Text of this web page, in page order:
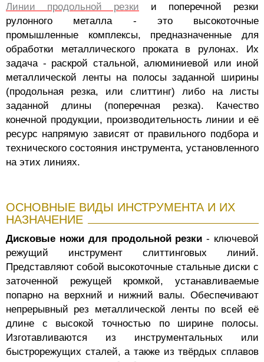
Линии продольной резки и поперечной резки
рулонного металла - это высокоточные
промышленные комплексы, предназначенные для
обработки металлического проката в рулонах. Их
задача - раскрой стальной, алюминиевой или иной
металлической ленты на полосы заданной ширины
(продольная резка, или слиттинг) либо на листы
заданной длины (поперечная резка). Качество
конечной продукции, производительность линии и её
ресурс напрямую зависят от правильного подбора и
технического состояния инструмента, установленного
на этих линиях.
ОСНОВНЫЕ ВИДЫ ИНСТРУМЕНТА И ИХ
НАЗНАЧЕНИЕ
Дисковые ножи для продольной резки - ключевой
режущий инструмент слиттинговых линий.
Представляют собой высокоточные стальные диски с
заточенной режущей кромкой, устанавливаемые
попарно на верхний и нижний валы. Обеспечивают
непрерывный рез металлической ленты по всей её
длине с высокой точностью по ширине полосы.
Изготавливаются из инструментальных или
быстрорежущих сталей, а также из твёрдых сплавов